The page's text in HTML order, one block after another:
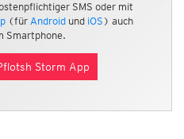
SMS oder mit
(für Android und iOS ) auch
Smartphone.
Storm App